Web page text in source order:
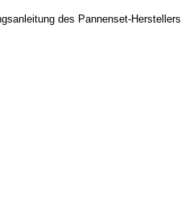
des Pannenset-Herstellers